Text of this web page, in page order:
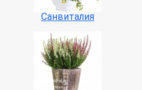
Санвиталия